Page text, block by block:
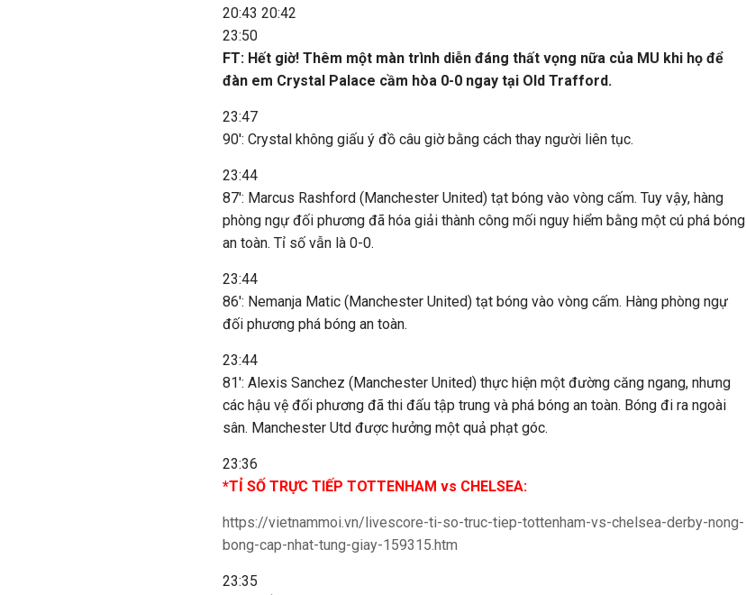
20:43 20:42
23:50
FT: Hết giờ! Thêm một màn trình diễn đáng thất vọng nữa của MU khi họ để
đàn em Crystal Palace cầm hòa 0-0 ngay tại Old Trafford.
23:47
90': Crystal không giấu ý đồ câu giờ bằng cách thay người liên tục.
23:44
87': Marcus Rashford (Manchester United) tạt bóng vào vòng cấm. Tuy vậy, hàng
phòng ngự đối phương đã hóa giải thành công mối nguy hiểm bằng một cú phá bóng
an toàn. Tỉ số vẫn là 0-0.
23:44
86': Nemanja Matic (Manchester United) tạt bóng vào vòng cấm. Hàng phòng ngự
đối phương phá bóng an toàn.
23:44
81': Alexis Sanchez (Manchester United) thực hiện một đường căng ngang, nhưng
các hậu vệ đối phương đã thi đấu tập trung và phá bóng an toàn. Bóng đi ra ngoài
sân. Manchester Utd được hưởng một quả phạt góc.
23:36
*TỈ SỐ TRỰC TIẾP TOTTENHAM vs CHELSEA:
https://vietnammoi.vn/livescore-ti-so-truc-tiep-tottenham-vs-chelsea-derby-nong-
bong-cap-nhat-tung-giay-159315.htm
23:35